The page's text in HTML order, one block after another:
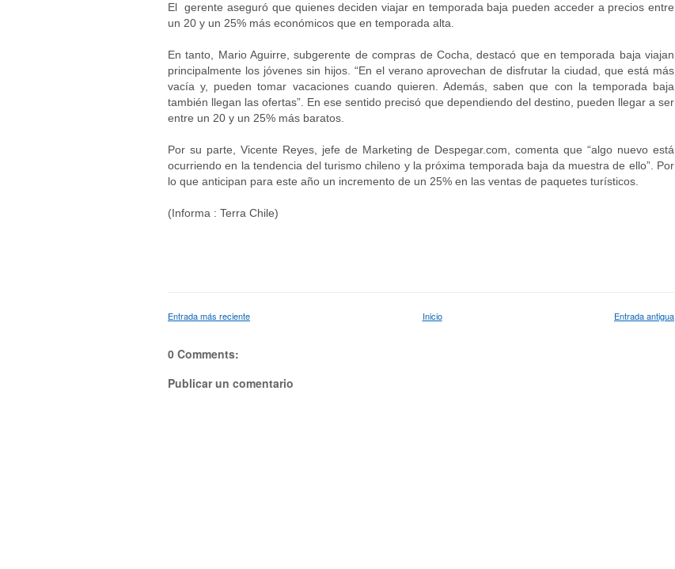
El gerente aseguró que quienes deciden viajar en temporada baja pueden acceder a precios entre
un 20 y un 25% más económicos que en temporada alta.
En tanto, Mario Aguirre, subgerente de compras de Cocha, destacó que en temporada baja viajan
principalmente los jóvenes sin hijos. “En el verano aprovechan de disfrutar la ciudad, que está más
vacía y, pueden tomar vacaciones cuando quieren. Además, saben que con la temporada baja
también llegan las ofertas”. En ese sentido precisó que dependiendo del destino, pueden llegar a ser
entre un 20 y un 25% más baratos.
Por su parte, Vicente Reyes, jefe de Marketing de Despegar.com, comenta que “algo nuevo está
ocurriendo en la tendencia del turismo chileno y la próxima temporada baja da muestra de ello”. Por
lo que anticipan para este año un incremento de un 25% en las ventas de paquetes turísticos.
(Informa : Terra Chile)
Entrada más reciente Entrada antigua
Inicio
0 Comments:
Publicar un comentario